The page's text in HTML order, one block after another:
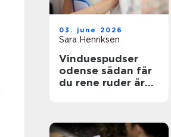
03. june 2026
Sara Henriksen
Vinduespudser
odense sådan får
du rene ruder året